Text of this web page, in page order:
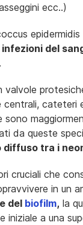
ecc..)
infezioni del
.
valvole
centrali, cateteri
sono
da queste
diffuso tra i
cruciali che
in un
del biofilm, la
iniziale a una